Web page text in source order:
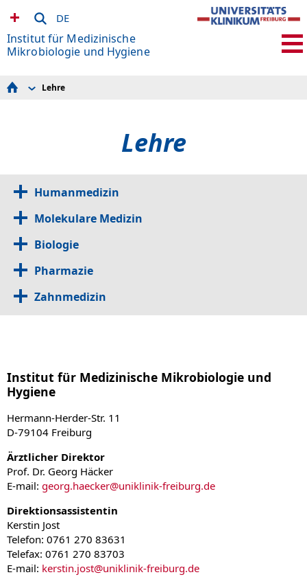
DE
Institut für Medizinische
Mikrobiologie und Hygiene
Lehre
Lehre
Humanmedizin
Molekulare Medizin
Biologie
Pharmazie
Zahnmedizin
Institut für Medizinische Mikrobiologie und
Hygiene
Hermann-Herder-Str. 11
D-79104 Freiburg
Ärztlicher Direktor
Prof. Dr. Georg Häcker
E-mail: georg.haecker@uniklinik-freiburg.de
Direktionsassistentin
Kerstin Jost
Telefon: 0761 270 83631
Telefax: 0761 270 83703
E-mail: kerstin.jost@uniklinik-freiburg.de